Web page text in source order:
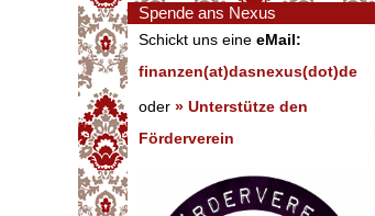
Spende ans Nexus
Schickt uns eine eMail:
finanzen(at)dasnexus(dot)de
oder » Unterstütze den
Förderverein